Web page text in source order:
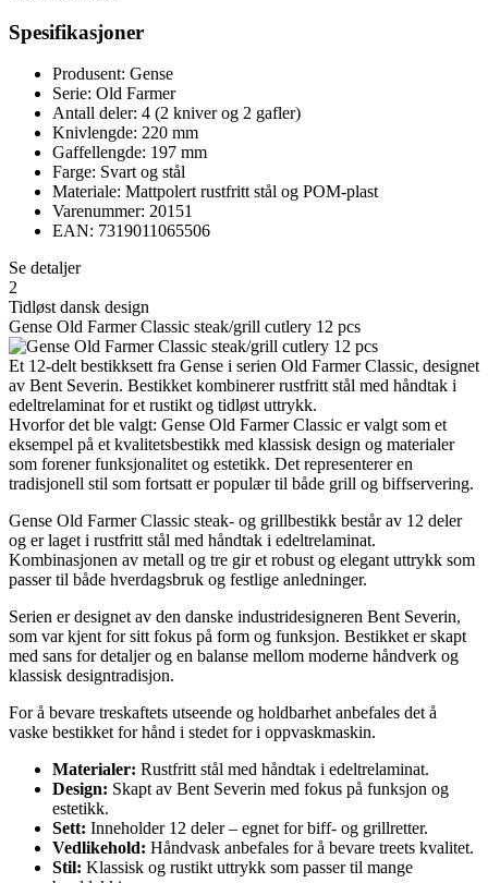
Spesifikasjoner
Produsent: Gense
Serie: Old Farmer
Antall deler: 4 (2 kniver og 2 gafler)
Knivlengde: 220 mm
Gaffellengde: 197 mm
Farge: Svart og stål
Materiale: Mattpolert rustfritt stål og POM-plast
Varenummer: 20151
EAN: 7319011065506
Se detaljer
2
Tidløst dansk design
Gense Old Farmer Classic steak/grill cutlery 12 pcs
Et 12-delt bestikksett fra Gense i serien Old Farmer Classic, designet
av Bent Severin. Bestikket kombinerer rustfritt stål med håndtak i
edeltrelaminat for et rustikt og tidløst uttrykk.
Hvorfor det ble valgt: Gense Old Farmer Classic er valgt som et
eksempel på et kvalitetsbestikk med klassisk design og materialer
som forener funksjonalitet og estetikk. Det representerer en
tradisjonell stil som fortsatt er populær til både grill og biffservering.
Gense Old Farmer Classic steak- og grillbestikk består av 12 deler
og er laget i rustfritt stål med håndtak i edeltrelaminat.
Kombinasjonen av metall og tre gir et robust og elegant uttrykk som
passer til både hverdagsbruk og festlige anledninger.
Serien er designet av den danske industridesigneren Bent Severin,
som var kjent for sitt fokus på form og funksjon. Bestikket er skapt
med sans for detaljer og en balanse mellom moderne håndverk og
klassisk designtradisjon.
For å bevare treskaftets utseende og holdbarhet anbefales det å
vaske bestikket for hånd i stedet for i oppvaskmaskin.
Materialer: Rustfritt stål med håndtak i edeltrelaminat.
Design: Skapt av Bent Severin med fokus på funksjon og
estetikk.
Sett: Inneholder 12 deler – egnet for biff- og grillretter.
Vedlikehold: Håndvask anbefales for å bevare treets kvalitet.
Stil: Klassisk og rustikt uttrykk som passer til mange